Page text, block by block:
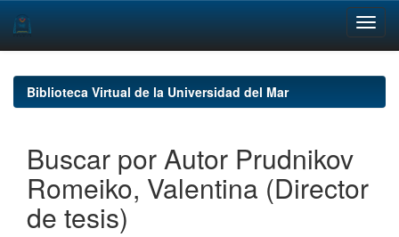
navigationBiblioteca Virtual de la Universidad del Mar
Buscar por Autor Prudnikov
Romeiko, Valentina (Director
de tesis)